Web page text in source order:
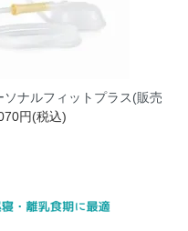
ナルフィットプラス(販売
円(税込)